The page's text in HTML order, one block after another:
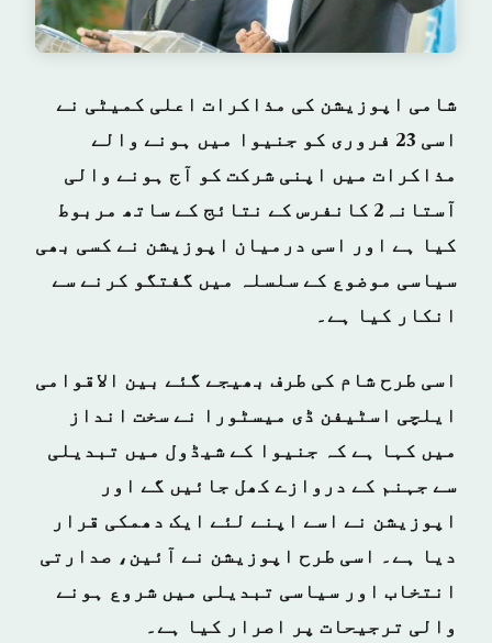
شامی اپوزیشن کی مذاکرات اعلی کمیٹی نے
اسی 23 فروری کو جنیوا میں ہونے والے
مذاکرات میں اپنی شرکت کو آج ہونے والی
آستانہ2 کانفرس کے نتائج کے ساتھ مربوط
کیا ہے اور اسی درمیان اپوزیشن نے کسی بھی
سیاسی موضوع کے سلسلہ میں گفتگو کرنے سے
انکار کیا ہے۔
اسی طرح شام کی طرف بھیجے گئے بین الاقوامی
ایلچی اسٹیفن ڈی میسٹورا نے سخت انداز
میں کہا ہے کہ جنیوا کے شیڈول میں تبدیلی
سے جہنم کے دروازے کھل جائیں گے اور
اپوزیشن نے اسے اپنے لئے ایک دھمکی قرار
دیا ہے۔ اسی طرح اپوزیشن نے آئین، صدارتی
انتخاب اور سیاسی تبدیلی میں شروع ہونے
والی ترجیحات پر اصرار کیا ہے۔